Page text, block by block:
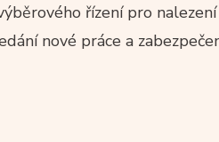
řízení pro
nové práce a